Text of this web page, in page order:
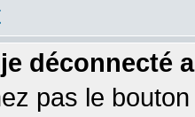
déconnecté
pas le